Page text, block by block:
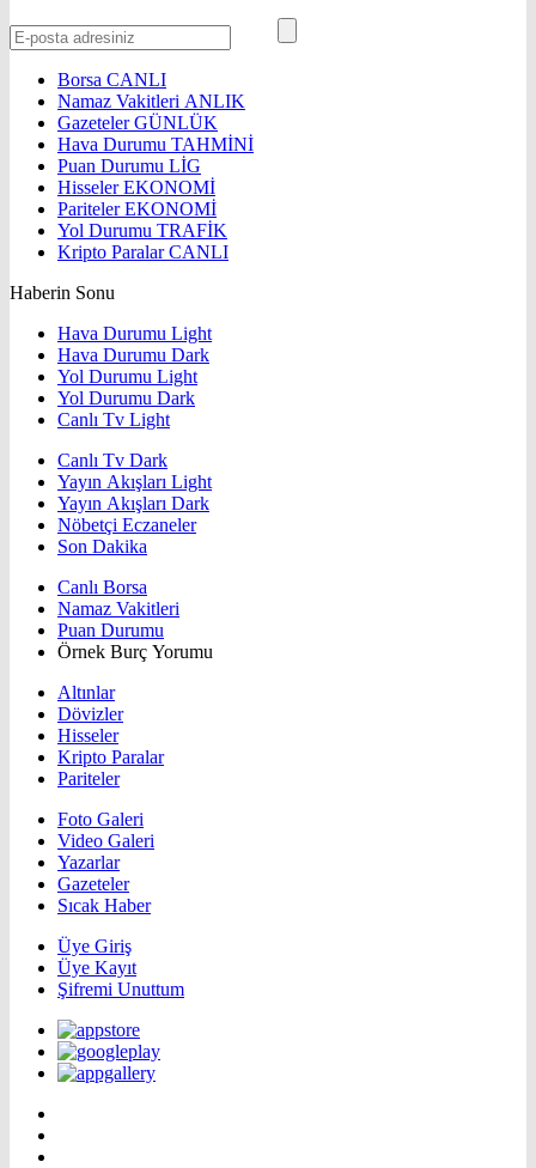
Borsa CANLI
Namaz Vakitleri ANLIK
GazetelerGÜNLÜK
Hava Durumu TAHMİNİ
Puan Durumu LİG
HisselerEKONOMİ
ParitelerEKONOMİ
Yol Durumu TRAFİK
Kripto ParalarCANLI
Haberin Sonu
Hava Durumu Light
Hava Durumu Dark
Yol Durumu Light
Yol Durumu Dark
Canlı Tv Light
Canlı Tv Dark
Yayın Akışları Light
Yayın Akışları Dark
Nöbetçi Eczaneler
Son Dakika
Canlı Borsa
Namaz Vakitleri
Puan Durumu
Örnek Burç Yorumu
Altınlar
Dövizler
Hisseler
Kripto Paralar
Pariteler
Foto Galeri
Video Galeri
Yazarlar
Gazeteler
Sıcak Haber
Üye Giriş
Üye Kayıt
Şifremi Unuttum